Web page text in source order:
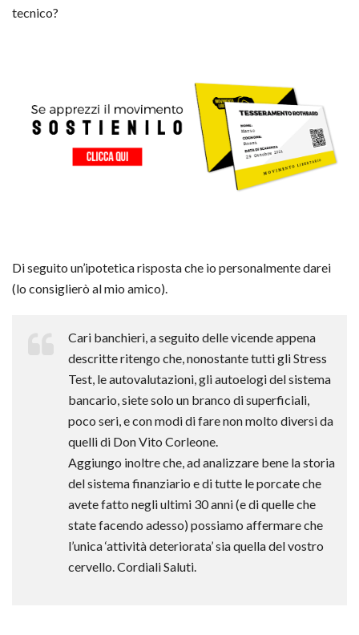
tecnico?
Di seguito un’ipotetica risposta che io personalmente darei
(lo consiglierò al mio amico).
Cari banchieri, a seguito delle vicende appena
descritte ritengo che, nonostante tutti gli Stress
Test, le autovalutazioni, gli autoelogi del sistema
bancario, siete solo un branco di superficiali,
poco seri, e con modi di fare non molto diversi da
quelli di Don Vito Corleone.
Aggiungo inoltre che, ad analizzare bene la storia
del sistema finanziario e di tutte le porcate che
avete fatto negli ultimi 30 anni (e di quelle che
state facendo adesso) possiamo affermare che
l’unica ‘attività deteriorata’ sia quella del vostro
cervello. Cordiali Saluti.